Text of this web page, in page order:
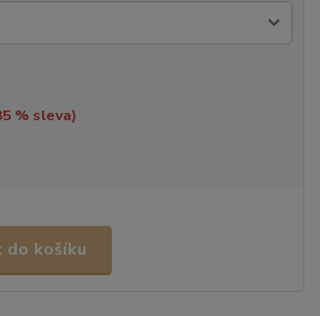
% sleva)
do košíku